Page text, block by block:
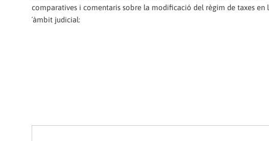
comparatives i comentaris sobre la modificació del règim de taxes en l
´àmbit judicial: